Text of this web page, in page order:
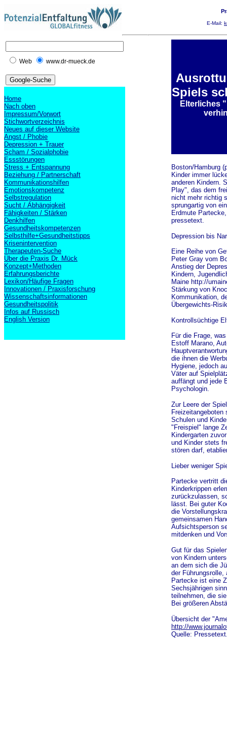
E-Mail:
Web www.dr-mueck.de
Home
Nach oben
Impressum/Vorwort
Stichwortverzeichnis
Neues auf dieser Website
Angst / Phobie
Depression + Trauer
Scham / Sozialphobie
Essstörungen
Stress + Entspannung
Beziehung / Partnerschaft
Kommunikationshilfen
Emotionskompetenz
Selbstregulation
Sucht / Abhängigkeit
Fähigkeiten / Stärken
Denkhilfen
Gesundheitskompetenzen
Selbsthilfe+Gesundheitstipps
Krisenintervention
Therapeuten-Suche
Über die Praxis Dr. Mück
Konzept+Methoden
Erfahrungsberichte
Lexikon/Häufige Fragen
Innovationen / Praxisforschung
Wissenschaftsinformationen
Gesundheitspolitik
Infos auf Russisch
English Version
Spiels
Elterliches
Boston/Hamburg
Kinder immer
anderen Kindern.
Play", das dem
nicht mehr richtig
sprungartig von
Erdmute
pressetext.
Depression bis
Eine Reihe von
Peter Gray vom
Anstieg der
Kindern,
Maine http://
Stärkung von
Kommunikation,
Übergewichts-
Kontrollsüchtige
Für die Frage,
Estoff Marano,
die ihnen die
Hygiene, jedoch
Väter auf
auffängt und jede
Psychologin.
Zur Leere der
Schulen und
"Freispiel" lange
Kindergarten
und Kinder stets
stören darf,
Lieber weniger
Partecke vertritt
Kinderkrippen
zurückzulassen,
lässt. Bei guter
die
gemeinsamen
Aufsichtsperson
mitdenken und
Gut für das
von Kindern
an dem sich die
der Führungsrolle,
Partecke ist eine
Sechsjährigen
teilnehmen, die
Bei größeren
Übersicht der
http://
Quelle: